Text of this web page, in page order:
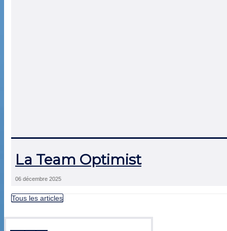
La Team Optimist
06 décembre 2025
Tous les articles